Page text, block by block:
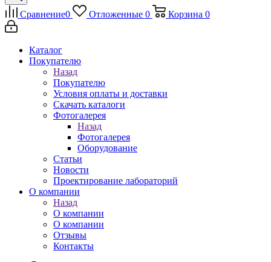
Сравнение0 Отложенные 0 Корзина 0
Каталог
Покупателю
Назад
Покупателю
Условия оплаты и доставки
Скачать каталоги
Фотогалерея
Назад
Фотогалерея
Оборудование
Статьи
Новости
Проектирование лабораторий
О компании
Назад
О компании
О компании
Отзывы
Контакты